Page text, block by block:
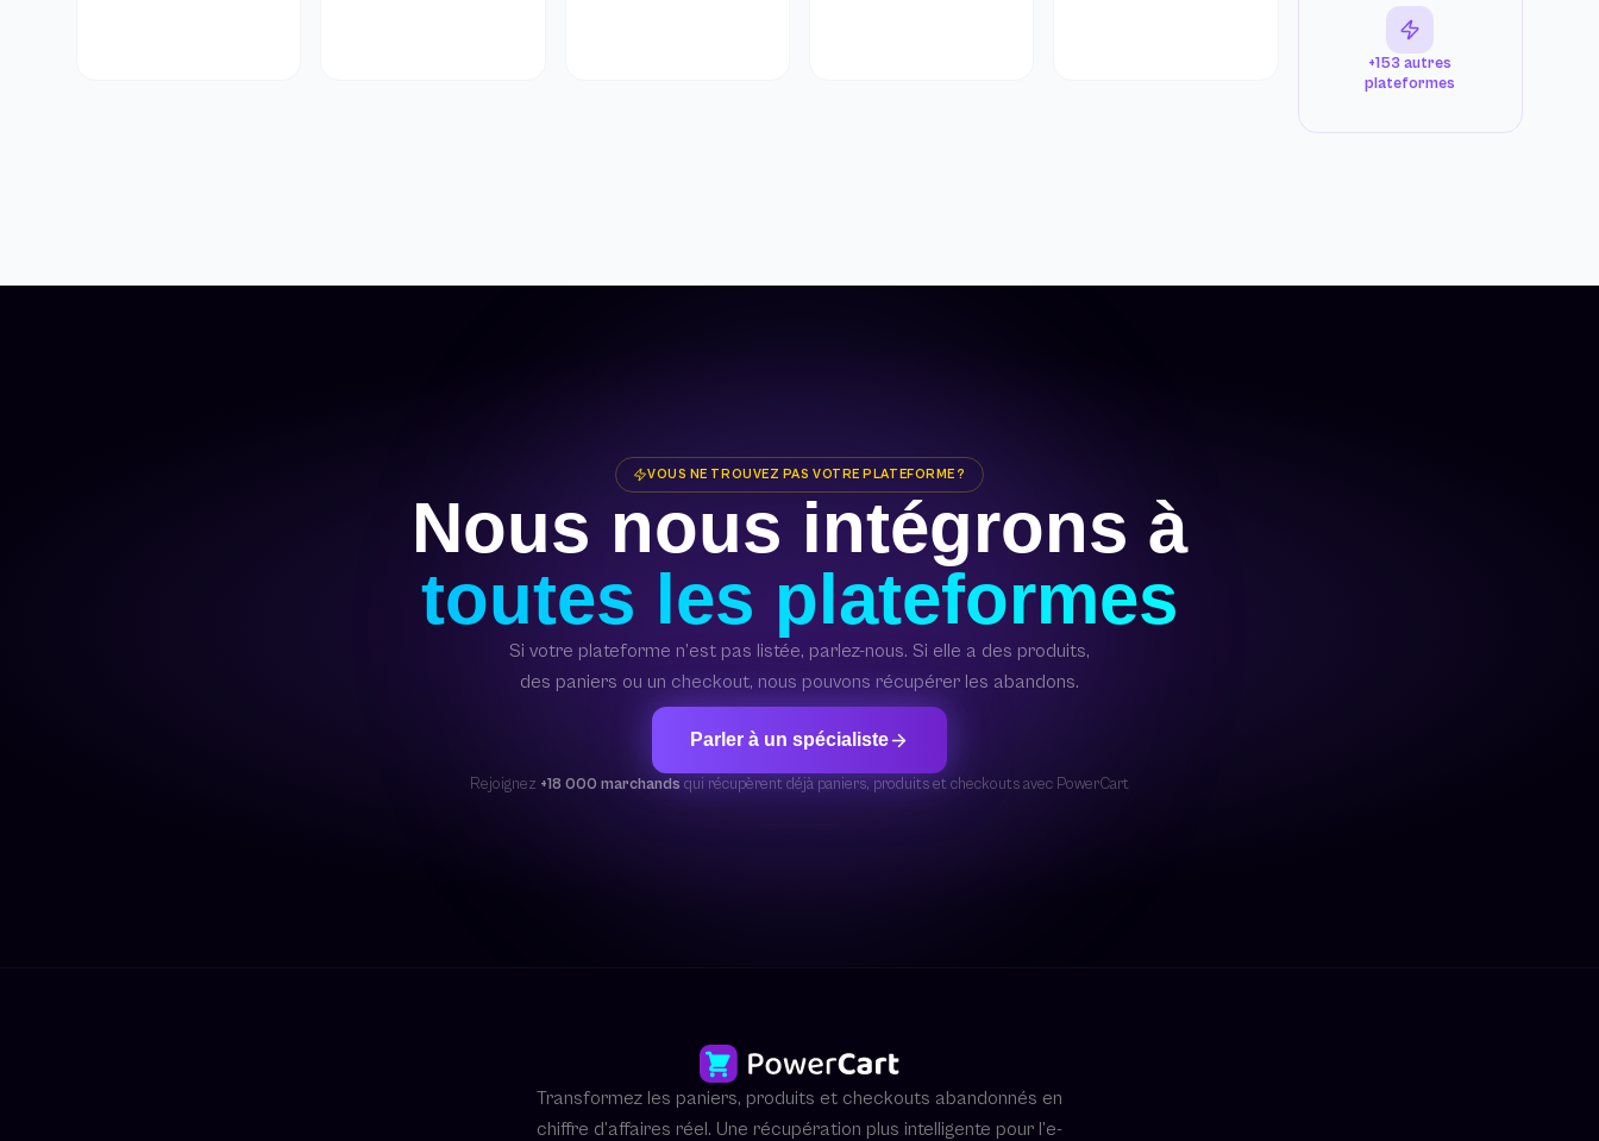
+153 autres
plateformes
VOUS NE TROUVEZ PAS VOTRE PLATEFORME ?
Nous nous intégrons à
toutes les plateformes
Si votre plateforme n’est pas listée, parlez-nous. Si elle a des produits,
des paniers ou un checkout, nous pouvons récupérer les abandons.
Parler à un spécialiste
Rejoignez +18 000 marchands qui récupèrent déjà paniers, produits et checkouts avec PowerCart
Transformez les paniers, produits et checkouts abandonnés en
chiffre d’affaires réel. Une récupération plus intelligente pour l’e-